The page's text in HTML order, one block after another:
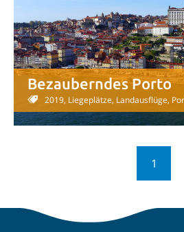
Bezauberndes Porto
2019, Liegeplätze, Landausflüge,
1